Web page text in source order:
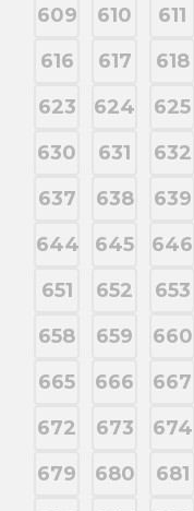
609
610 611
616
617 618
623
624 625
630
631 632
637
638 639
644
645 646
651
652 653
658
659 660
665
666 667
672
673 674
679
680 681